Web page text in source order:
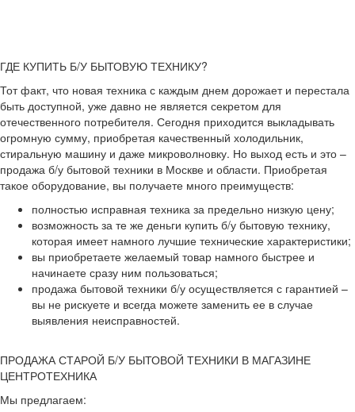
ГДЕ КУПИТЬ Б/У БЫТОВУЮ ТЕХНИКУ?
Тот факт, что новая техника с каждым днем дорожает и перестала
быть доступной, уже давно не является секретом для
отечественного потребителя. Сегодня приходится выкладывать
огромную сумму, приобретая качественный холодильник,
стиральную машину и даже микроволновку. Но выход есть и это –
продажа б/у бытовой техники в Москве и области. Приобретая
такое оборудование, вы получаете много преимуществ:
полностью исправная техника за предельно низкую цену;
возможность за те же деньги купить б/у бытовую технику,
которая имеет намного лучшие технические характеристики;
вы приобретаете желаемый товар намного быстрее и
начинаете сразу ним пользоваться;
продажа бытовой техники б/у осуществляется с гарантией –
вы не рискуете и всегда можете заменить ее в случае
выявления неисправностей.
ПРОДАЖА СТАРОЙ Б/У БЫТОВОЙ ТЕХНИКИ В МАГАЗИНЕ
ЦЕНТРОТЕХНИКА
Мы предлагаем: